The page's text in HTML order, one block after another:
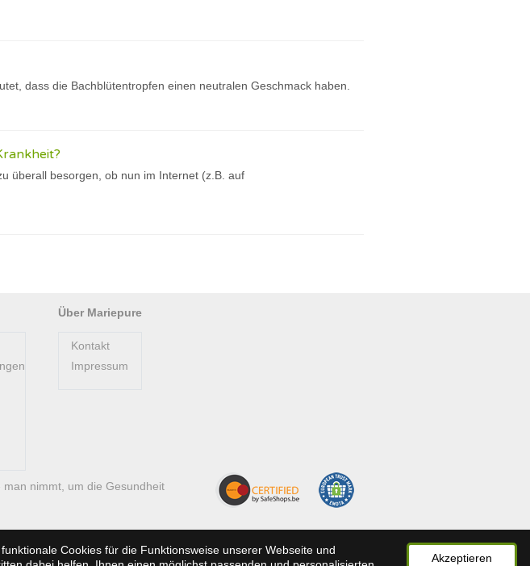
dass die Bachblütentropfen einen neutralen Geschmack haben.
überall besorgen, ob nun im Internet (z.B. auf
Über Mariepure
Kontakt
Impressum
nimmt, um die Gesundheit
Cookies für die Funktionsweise unserer Webseite und
Akzeptieren